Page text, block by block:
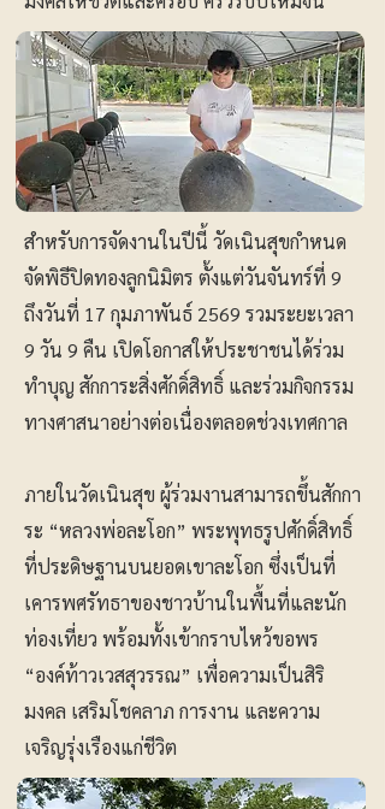
สำหรับการจัดงานในปีนี้ วัดเนินสุขกำหนด
จัดพิธีปิดทองลูกนิมิตร ตั้งแต่วันจันทร์ที่ 9
ถึงวันที่ 17 กุมภาพันธ์ 2569 รวมระยะเวลา
9 วัน 9 คืน เปิดโอกาสให้ประชาชนได้ร่วม
ทำบุญ สักการะสิ่งศักดิ์สิทธิ์ และร่วมกิจกรรม
ทางศาสนาอย่างต่อเนื่องตลอดช่วงเทศกาล
ภายในวัดเนินสุข ผู้ร่วมงานสามารถขึ้นสักกา
ระ “หลวงพ่อละโอก” พระพุทธรูปศักดิ์สิทธิ์
ที่ประดิษฐานบนยอดเขาละโอก ซึ่งเป็นที่
เคารพศรัทธาของชาวบ้านในพื้นที่และนัก
ท่องเที่ยว พร้อมทั้งเข้ากราบไหว้ขอพร
“องค์ท้าวเวสสุวรรณ” เพื่อความเป็นสิริ
มงคล เสริมโชคลาภ การงาน และความ
เจริญรุ่งเรืองแก่ชีวิต